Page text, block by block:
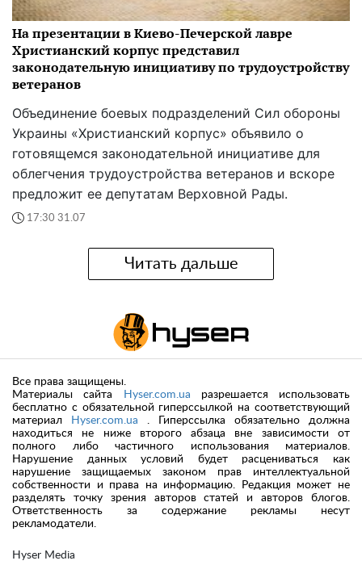
На презентации в Киево-Печерской лавре
Христианский корпус представил
законодательную инициативу по трудоустройству
ветеранов
Объединение боевых подразделений Сил обороны
Украины «Христианский корпус» объявило о
готовящемся законодательной инициативе для
облегчения трудоустройства ветеранов и вскоре
предложит ее депутатам Верховной Рады.
17:30 31.07
Читать дальше
Hyser Media
Все права защищены.
Материалы сайта
Hyser.com.ua разрешается использовать
бесплатно с обязательной гиперссылкой на соответствующий
материал
Hyser.com.ua . Гиперссылка обязательно должна
находиться не ниже второго абзаца вне зависимости от
полного либо частичного использования материалов.
Нарушение данных условий будет расцениваться как
нарушение защищаемых законом прав интеллектуальной
собственности и права на информацию. Редакция может не
разделять точку зрения авторов статей и авторов блогов.
Ответственность за содержание рекламы несут
рекламодатели.